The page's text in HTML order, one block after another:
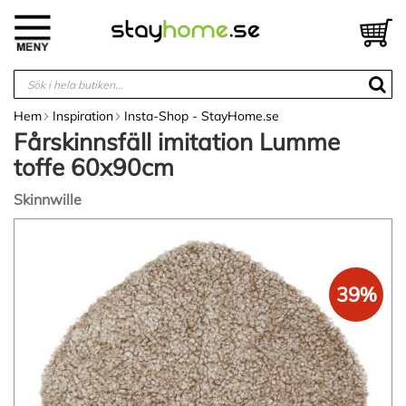
innehållet
Hem Inspiration Insta-Shop - StayHome.se
Fårskinnsfäll imitation Lumme
toffe 60x90cm
Skinnwille
39%